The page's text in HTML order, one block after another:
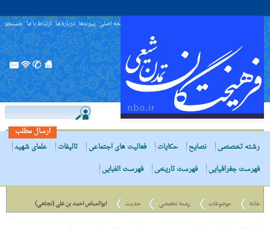
صفحه اصلی پیوندها درباره ما ارتباط با ما جستجو
ارسال مطلب
رشته تخصصی
نصایح حکایات فعالیت های اجتماعی تالیفات
علمای شهید
فهرست جغرافیایی
فهرست تاریخی فهرست الفبایی
خانه موضوعات رشته تخصصی حدیث ابوالعباس احمد بن علی (نجاشی)